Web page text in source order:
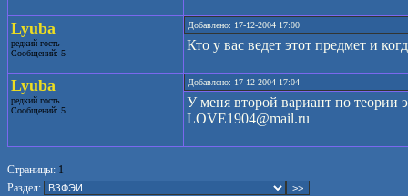
Lyuba
редкий гость
Сообщений: 5
Добавлено: 17-12-2004 17:00
Кто у вас ведет этот предмет и
Lyuba
редкий гость
Сообщений: 5
Добавлено: 17-12-2004 17:04
У меня второй вариант по теории
LOVE1904@mail.ru
Страницы: 1
Раздел: